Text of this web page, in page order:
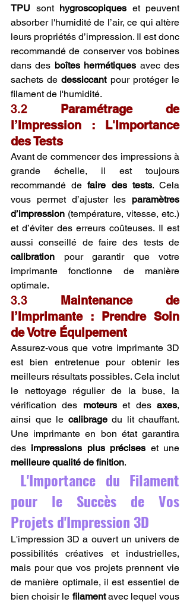
TPU sont hygroscopiques et peuvent
absorber l'humidité de l’air, ce qui altère
leurs propriétés d’impression. Il est donc
recommandé de conserver vos bobines
dans des boîtes hermétiques avec des
sachets de dessiccant pour protéger le
filament de l'humidité.
3.2 Paramétrage de
l’Impression : L'Importance
des Tests
Avant de commencer des impressions à
grande échelle, il est toujours
recommandé de faire des tests. Cela
vous permet d’ajuster les paramètres
d’impression (température, vitesse, etc.)
et d’éviter des erreurs coûteuses. Il est
calibration pour garantir que votre
imprimante fonctionne de manière
optimale.
3.3 Maintenance de
l’Imprimante : Prendre Soin
de Votre Équipement
Assurez-vous que votre imprimante 3D
est bien entretenue pour obtenir les
meilleurs résultats possibles. Cela inclut
le nettoyage régulier de la buse, la
vérification des moteurs et des axes,
ainsi que le calibrage du lit chauffant.
Une imprimante en bon état garantira
des impressions plus précises
meilleure qualité de finition.
L'Importance du Filament
pour le Succès de Vos
Projets d'Impression 3D
L'impression 3D a ouvert un univers de
possibilités créatives et industrielles,
mais pour que vos projets prennent vie
de manière optimale, il est essentiel de
bien choisir le filament avec lequel vous